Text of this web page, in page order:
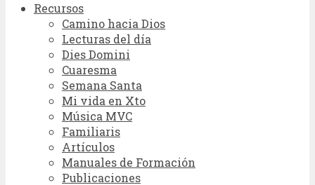
Recursos
Camino hacia Dios
Lecturas del día
Dies Domini
Cuaresma
Semana Santa
Mi vida en Xto
Música MVC
Familiaris
Artículos
Manuales de Formación
Publicaciones